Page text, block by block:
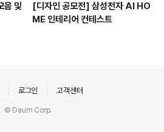
음 및
[디자인 공모전] 삼성전자 AI HO
ME 인테리어 컨테스트
로그인 고객센터
© Daum Corp.